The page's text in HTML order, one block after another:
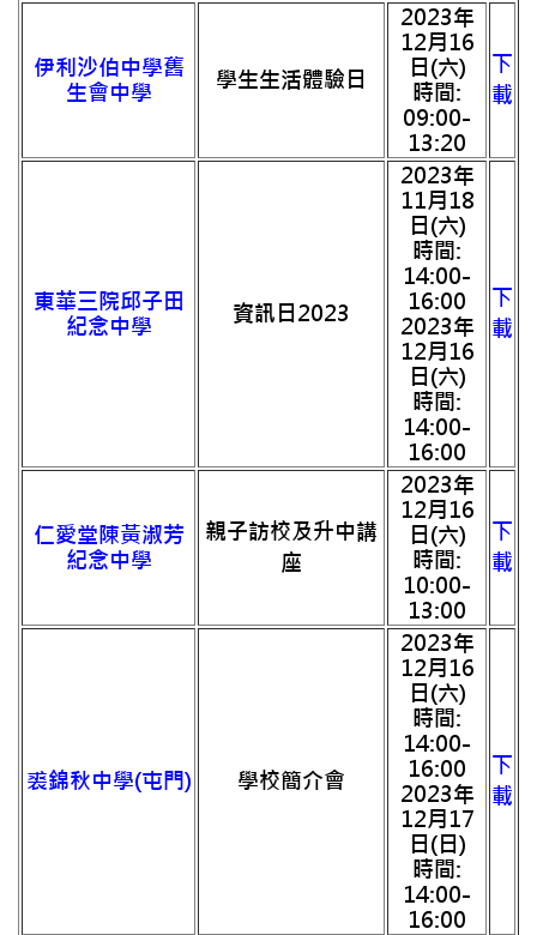
伊利沙伯中學舊
生會中學
學生生活體驗日
2023年
12月16
日(六)
時間:
09:00-
13:20
下
載
東華三院邱子田
紀念中學
資訊日2023
2023年
11月18
日(六)
時間:
14:00-
16:00
2023年
12月16
日(六)
時間:
14:00-
16:00
下
載
仁愛堂陳黃淑芳
紀念中學
親子訪校及升中講
座
2023年
12月16
日(六)
時間:
10:00-
13:00
下
載
裘錦秋中學(屯門) 學校簡介會
2023年
12月16
日(六)
時間:
14:00-
16:00
2023年
12月17
日(日)
時間:
14:00-
16:00
下
載